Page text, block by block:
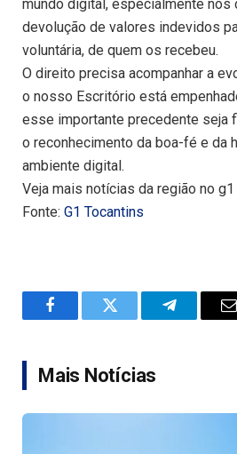
mundo digital, especialmente nos
devolução de valores indevidos
voluntária, de quem os recebeu.
O direito precisa acompanhar a
o nosso Escritório está
esse importante precedente seja
o reconhecimento da boa-fé e da
ambiente digital.
Veja mais notícias da região no g1
Fonte: G1 Tocantins
FacebookTwitter Telegram
Mais Notícias